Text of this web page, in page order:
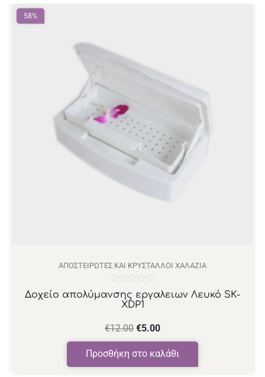
58%
ΑΠΟΣΤΕΙΡΩΤΈΣ ΚΑΙ ΚΡΎΣΤΑΛΛΟΙ ΧΑΛΑΖΊΑ
Δοχείο απολύμανσης εργαλειων Λευκό SK-
XDP1
€12.00 €5.00
Προσθήκη στο καλάθι
Βαθμολογήθηκε
με
5